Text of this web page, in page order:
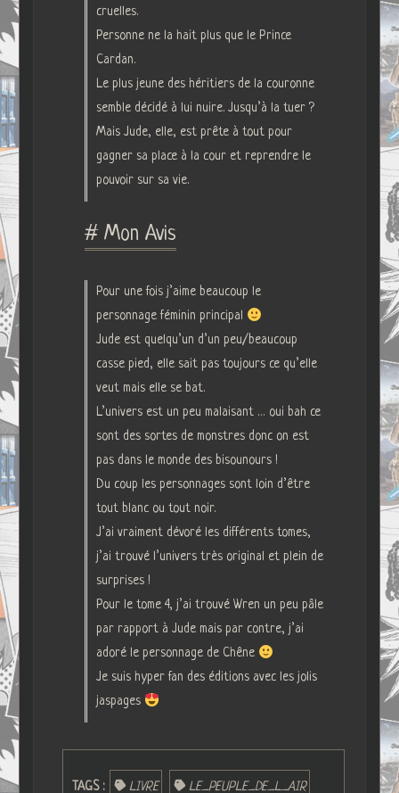
cruelles.
Personne ne la hait plus que le Prince
Cardan.
Le plus jeune des héritiers de la couronne
semble décidé à lui nuire. Jusqu’à la tuer ?
Mais Jude, elle, est prête à tout pour
gagner sa place à la cour et reprendre le
pouvoir sur sa vie.
# Mon Avis
Pour une fois j’aime beaucoup le
personnage féminin principal
Jude est quelqu’un d’un peu/beaucoup
casse pied, elle sait pas toujours ce qu’elle
veut mais elle se bat.
L’univers est un peu malaisant … oui bah ce
sont des sortes de monstres donc on est
pas dans le monde des bisounours !
Du coup les personnages sont loin d’être
tout blanc ou tout noir.
J’ai vraiment dévoré les différents tomes,
j’ai trouvé l’univers très original et plein de
surprises !
Pour le tome 4, j’ai trouvé Wren un peu pâle
par rapport à Jude mais par contre, j’ai
adoré le personnage de Chêne
Je suis hyper fan des éditions avec les jolis
jaspages
TAGS : LIVRE LE_PEUPLE_DE_L_AIR